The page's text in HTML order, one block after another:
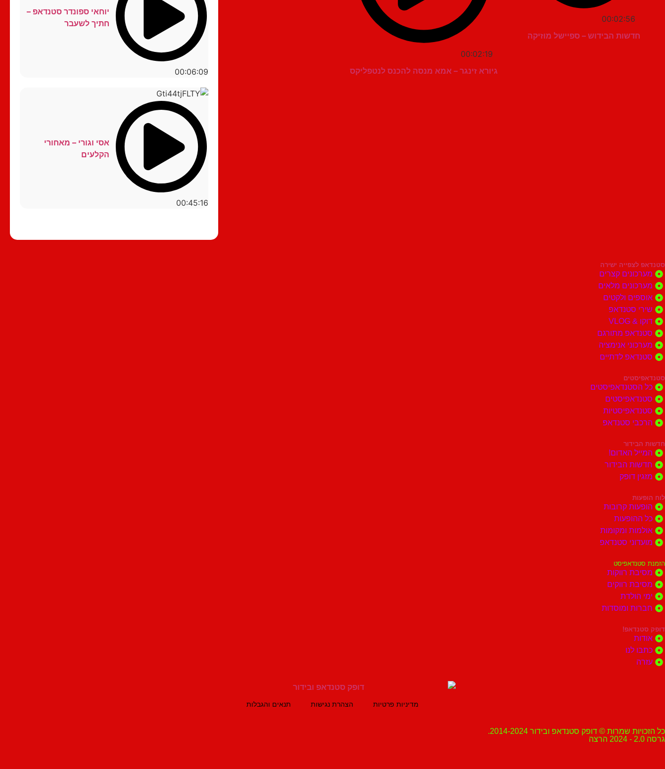
00:02:56
חדשות הבידוש – ספיישל מוזיקה
00:02:19
גיורא זינגר – אמא מנסה להכנס לנטפליקס
00:06:09
יוחאי ספונדר סטנדאפ –
חתיך לשעבר
00:45:16
אסי וגורי – מאחורי
הקלעים
סטנדאפ לצפייה ישירה
מערכונים קצרים
מערכונים מלאים
אוספים ולקטים
שירי סטנדאפ
דוקו & VLOG
סטנדאפ מתורגם
מערכוני אנימציה
סטנדאפ לדתיים
סטנדאפיסטים
כל הסטנדאפיסטים
סטנדאפיסטים
סטנדאפיסטיות
הרכבי סטנדאפ
חדשות הבידור
המייל האדום!
חדשות הבידור
מזגין דופק
לוח הופעות
הופעות קרובות
כל ההופעות
אולמות ומקומות
מועדוני סטנדאפ
הזמנת סטנדאפיסט
מסיבת רווקות
מסיבת רווקים
ימי הולדת
חברות ומוסדות
דופק סטנדאפ!
אודות
כתבו לנו
עזרה
מדיניות פרטיות הצהרת נגישות תנאים והגבלות
כל הזכויות שמרות © דופק סטנדאפ ובידור 2014-2024.
גרסה 2.0 - 2024 הרצה